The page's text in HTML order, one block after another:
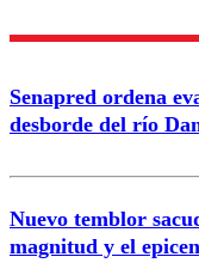
Senapred ordena
desborde del río
Nuevo temblor
magnitud y el